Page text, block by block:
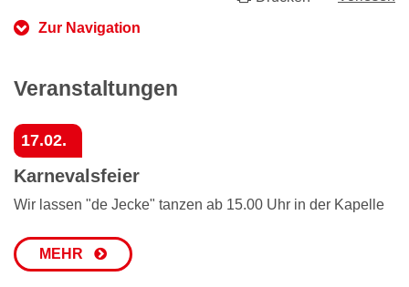
Zur Navigation
Veranstaltungen
17.02.
Karnevalsfeier
Wir lassen "de Jecke" tanzen ab 15.00 Uhr in der Kapelle
MEHR